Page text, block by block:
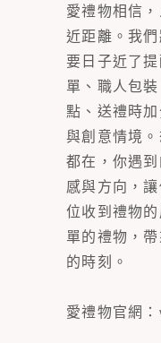
愛禮物相信
近距離。我
要日子近了
單、職人包
點、送禮時
與創意情境
都在，你遇
感與方向，
位收到禮物
單的禮物，
的時刻。
愛禮物官網：